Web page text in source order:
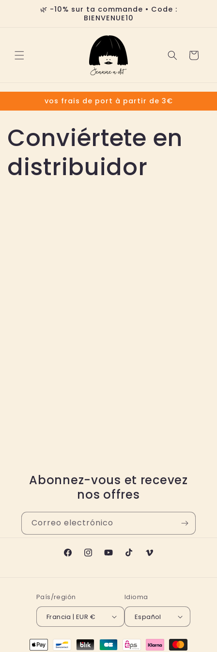
directamente🌿 -10% sur ta commande • Code :
BIENVENUE10
Carrito
vos frais de port à partir de 3€
Conviértete en
distribuidor
Abonnez-vous et recevez
nos offres
Correo electrónico
FacebookInstagramYouTubeTikTok Vimeo
País/región
Francia | EUR €
Idioma
Español
Formas